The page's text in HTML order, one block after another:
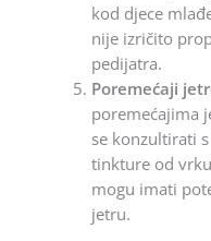
kod djece
nije izričito
pedijatra.
Poremećaji
poremećajima
se konzultirati
tinkture od
mogu imati
jetru.